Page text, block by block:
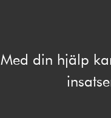
Med din hjälp